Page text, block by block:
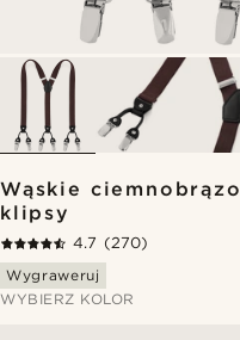
Wąskie
klipsy
4.7 (270)
Wygraweruj
WYBIERZ KOLOR